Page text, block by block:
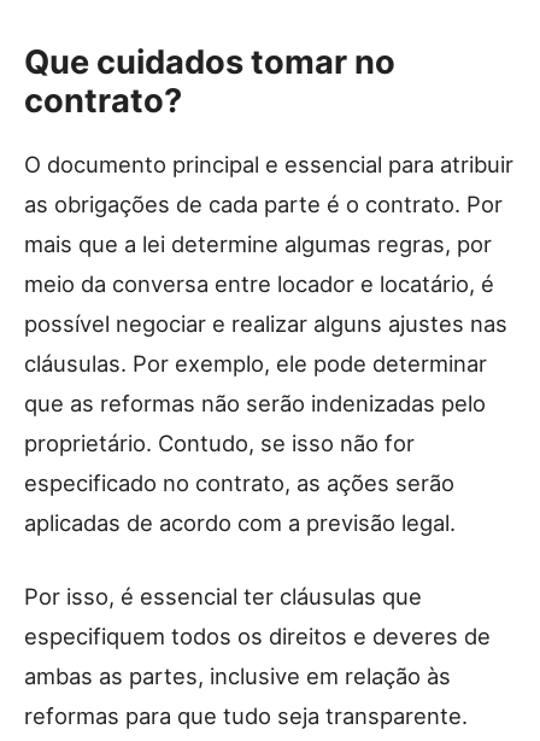
Que cuidados tomar no
contrato?
O documento principal e essencial para atribuir
as obrigações de cada parte é o contrato. Por
mais que a lei determine algumas regras, por
meio da conversa entre locador e locatário, é
possível negociar e realizar alguns ajustes nas
cláusulas. Por exemplo, ele pode determinar
que as reformas não serão indenizadas pelo
proprietário. Contudo, se isso não for
especificado no contrato, as ações serão
aplicadas de acordo com a previsão legal.
Por isso, é essencial ter cláusulas que
especifiquem todos os direitos e deveres de
ambas as partes, inclusive em relação às
reformas para que tudo seja transparente.